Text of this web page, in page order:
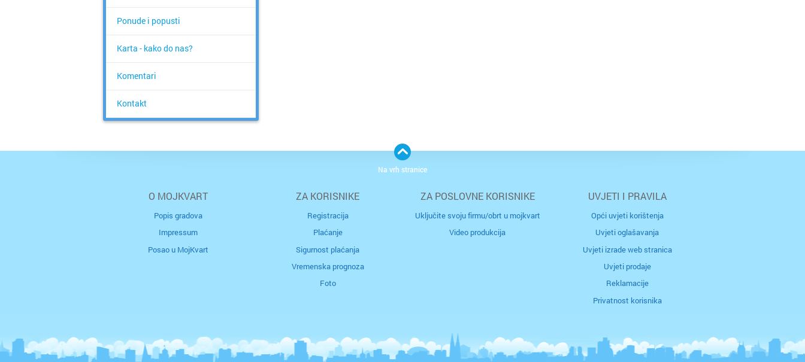
Ponude i popusti
Karta - kako do nas?
Komentari
Kontakt
O MOJKVART
Popis gradova
Impressum
Posao u MojKvart
ZA KORISNIKE
Registracija
Plaćanje
Sigurnost plaćanja
Vremenska prognoza
Foto
ZA POSLOVNE KORISNIKE
Uključite svoju firmu/obrt u mojkvart
Video produkcija
UVJETI I PRAVILA
Opći uvjeti korištenja
Uvjeti oglašavanja
Uvjeti izrade web stranica
Uvjeti prodaje
Reklamacije
Privatnost korisnika
Na vrh stranice